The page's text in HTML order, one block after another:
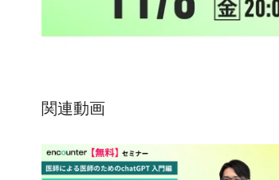
関連動画